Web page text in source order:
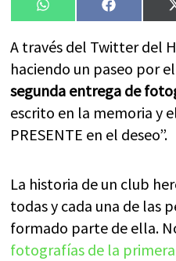
Compartir
en
WhatsApp
en
A través del Twitter del
haciendo un paseo por
segunda entrega de
escrito en la memoria y
PRESENTE en el deseo”.
La historia de un club
todas y cada una de las
formado parte de ella.
fotografías de la